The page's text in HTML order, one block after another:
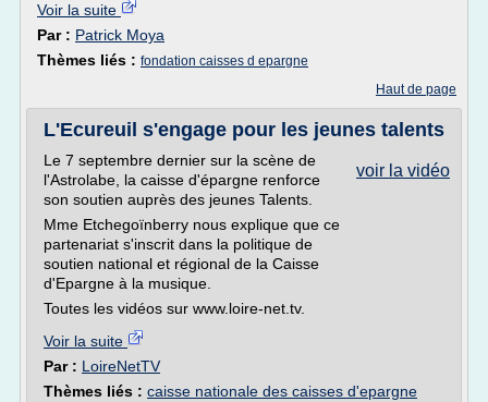
Voir la suite
Par : Patrick Moya
Thèmes liés : fondation caisses d epargne
Haut de page
L'Ecureuil s'engage pour les jeunes talents
voir la vidéo
Le 7 septembre dernier sur la scène de
l'Astrolabe, la caisse d'épargne renforce
son soutien auprès des jeunes Talents.
Mme Etchegoïnberry nous explique que ce
partenariat s'inscrit dans la politique de
soutien national et régional de la Caisse
d'Epargne à la musique.
Toutes les vidéos sur www.loire-net.tv.
Voir la suite
Par : LoireNetTV
Thèmes liés : caisse nationale des caisses d'epargne